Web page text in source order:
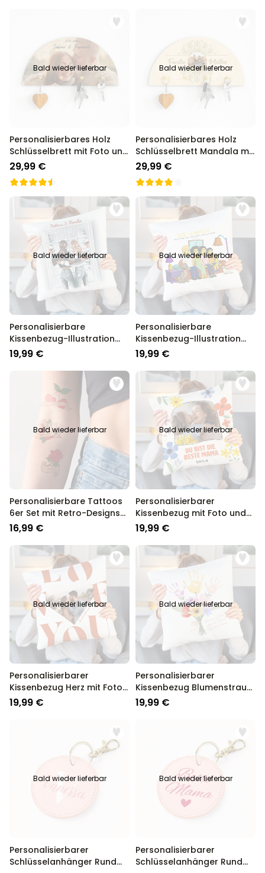
Bald wieder lieferbar
Personalisierbares Holz
Schlüsselbrett mit Foto und
Text
29,99 €
Bald wieder lieferbar
Personalisierbares Holz
Schlüsselbrett Mandala mit
Foto und Text
29,99 €
Bald wieder lieferbar
Personalisierbare
Kissenbezug-Illustration
Freundinnen im Winter
19,99 €
Bald wieder lieferbar
Personalisierbare
Kissenbezug-Illustration
Cartoon Familie
19,99 €
Bald wieder lieferbar
Personalisierbare Tattoos
6er Set mit Retro-Designs
und Text
16,99 €
Bald wieder lieferbar
Personalisierbarer
Kissenbezug mit Foto und
Text
19,99 €
Bald wieder lieferbar
Personalisierbarer
Kissenbezug Herz mit Foto
und Text
19,99 €
Bald wieder lieferbar
Personalisierbarer
Kissenbezug Blumenstrauß
mit Handabdruck
19,99 €
Bald wieder lieferbar
Personalisierbarer
Schlüsselanhänger Rund
Bald wieder lieferbar
Personalisierbarer
Schlüsselanhänger Rund